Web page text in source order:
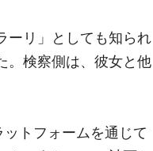
ーリ」としても知られ
。検察側は、彼女と他
トフォームを通じて